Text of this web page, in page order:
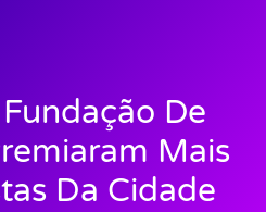
De
Mais
Da Cidade